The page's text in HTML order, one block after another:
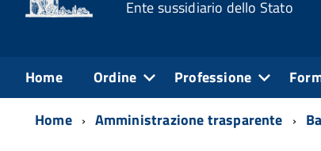
Ente sussidiario dello Stato
Home Ordine Professione
Home Amministrazione trasparente